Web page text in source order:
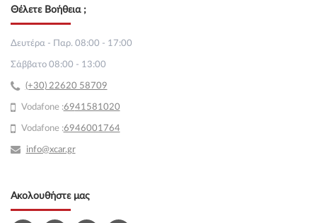
Θέλετε Βοήθεια ;
Δευτέρα - Παρ. 08:00 - 17:00
Σάββατο 08:00 - 13:00
(+30) 22620 58709
Vodafone :6941581020
Vodafone :6946001764
info@xcar.gr
Ακολουθήστε μας